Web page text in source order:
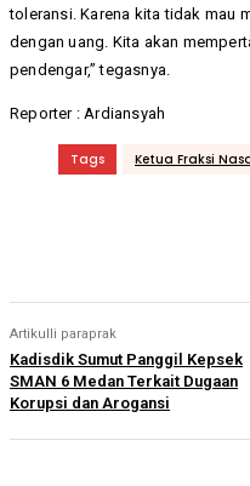
toleransi. Karena kita tidak mau
dengan uang. Kita akan
pendengar,” tegasnya.
Reporter : Ardiansyah
Tags Ketua Fraksi
Artikulli paraprak
Kadisdik Sumut Panggil Kepsek
SMAN 6 Medan Terkait Dugaan
Korupsi dan Arogansi